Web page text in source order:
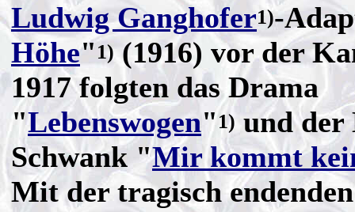
Ludwig Ganghofer1)-
Höhe" 1)(1916) vor der
1917 folgten das Drama
"Lebenswogen"1) und der
Schwank "Mir kommt
Mit der tragisch